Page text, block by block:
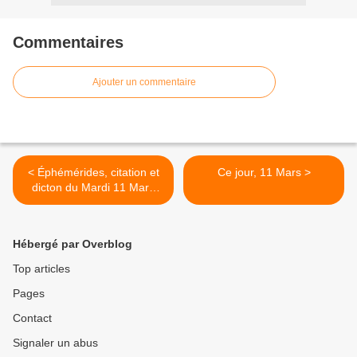
Commentaires
Ajouter un commentaire
< Éphémérides, citation et
dicton du Mardi 11 Mars
2025
Ce jour, 11 Mars >
Hébergé par Overblog
Top articles
Pages
Contact
Signaler un abus